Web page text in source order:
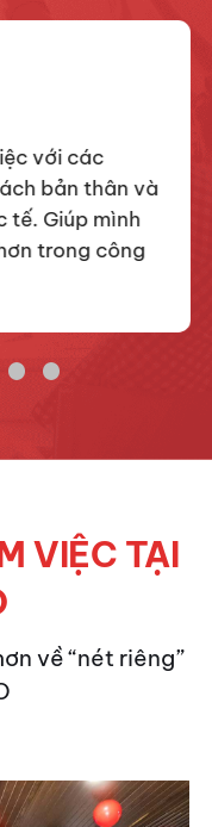
với các
bản thân và
tế. Giúp mình
trong công
VIỆC TẠI
về “nét riêng”